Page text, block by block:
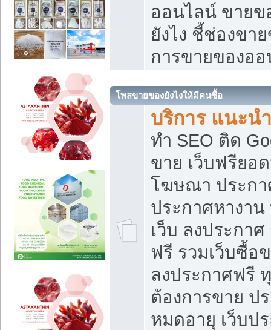
ออนไลน์ ขายข
ยังไง ชี้ช่องขา
การขายของอ
โพสขายของยังไงให้มีคนซื้อ
บริการ แนะน
ทำ SEO ติด
ขาย เว็บฟรียอ
โฆษณา ประกา
ประกาศหางา
เว็บ ลงประกา
ฟรี รวมเว็บซื้อ
ลงประกาศฟรี
ต้องการขาย ป
หมดอายุ เว็บป